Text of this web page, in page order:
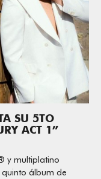
SU 5TO
ACT 1”
y multiplatino
quinto álbum de